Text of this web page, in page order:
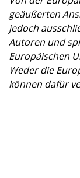
geäußerten
jedoch
Autoren und
Europäischen
Weder die
können dafür